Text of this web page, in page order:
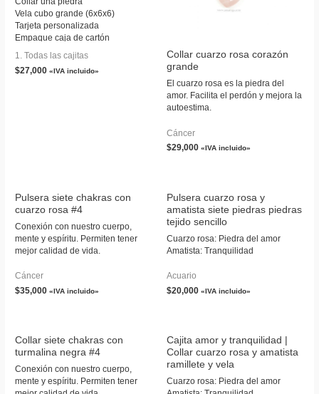
Vela cubo grande (6x6x6)
Tarjeta personalizada
Empaque caja de cartón
1. Todas las cajitas
$27,000 «IVA incluido»
Collar cuarzo rosa corazón
grande
El cuarzo rosa es la piedra del
amor. Facilita el perdón y mejora la
autoestima.
Cáncer
$29,000 «IVA incluido»
Pulsera siete chakras con
cuarzo rosa #4
Conexión con nuestro cuerpo,
mente y espíritu. Permiten tener
mejor calidad de vida.
Cáncer
$35,000 «IVA incluido»
Pulsera cuarzo rosa y
amatista siete piedras piedras
tejido sencillo
Cuarzo rosa: Piedra del amor
Amatista: Tranquilidad
Acuario
$20,000 «IVA incluido»
Collar siete chakras con
turmalina negra #4
Conexión con nuestro cuerpo,
mente y espíritu. Permiten tener
Cajita amor y tranquilidad |
Collar cuarzo rosa y amatista
ramillete y vela
Cuarzo rosa: Piedra del amor